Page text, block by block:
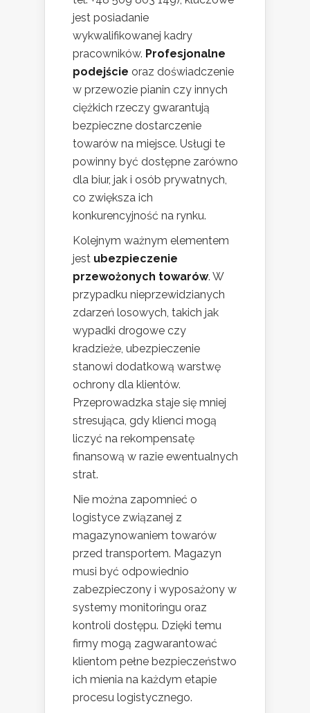
jest posiadanie
wykwalifikowanej kadry
pracowników. Profesjonalne
podejście oraz doświadczenie
w przewozie pianin czy innych
ciężkich rzeczy gwarantują
bezpieczne dostarczenie
towarów na miejsce. Usługi te
powinny być dostępne zarówno
dla biur, jak i osób prywatnych,
co zwiększa ich
konkurencyjność na rynku.
Kolejnym ważnym elementem
jest ubezpieczenie
przewożonych towarów. W
przypadku nieprzewidzianych
zdarzeń losowych, takich jak
wypadki drogowe czy
kradzieże, ubezpieczenie
stanowi dodatkową warstwę
ochrony dla klientów.
Przeprowadzka staje się mniej
stresująca, gdy klienci mogą
liczyć na rekompensatę
finansową w razie ewentualnych
strat.
Nie można zapomnieć o
logistyce związanej z
magazynowaniem towarów
przed transportem. Magazyn
musi być odpowiednio
zabezpieczony i wyposażony w
systemy monitoringu oraz
kontroli dostępu. Dzięki temu
firmy mogą zagwarantować
klientom pełne bezpieczeństwo
ich mienia na każdym etapie
procesu logistycznego.